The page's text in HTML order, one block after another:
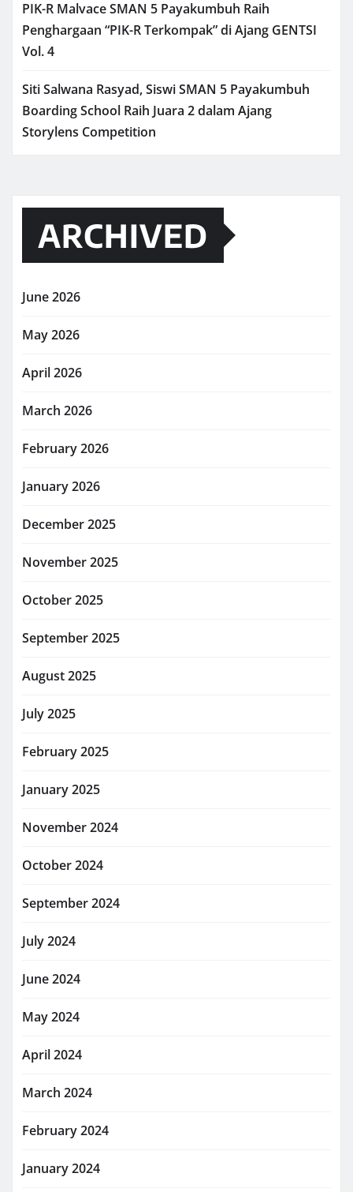
PIK-R Malvace SMAN 5 Payakumbuh Raih
Penghargaan “PIK-R Terkompak” di Ajang GENTSI
Vol. 4
Siti Salwana Rasyad, Siswi SMAN 5 Payakumbuh
Boarding School Raih Juara 2 dalam Ajang
Storylens Competition
ARCHIVED
June 2026
May 2026
April 2026
March 2026
February 2026
January 2026
December 2025
November 2025
October 2025
September 2025
August 2025
July 2025
February 2025
January 2025
November 2024
October 2024
September 2024
July 2024
June 2024
May 2024
April 2024
March 2024
February 2024
January 2024